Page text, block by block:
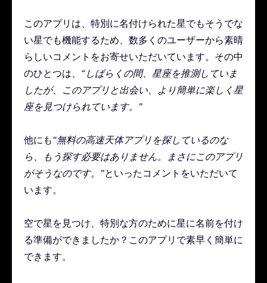
このアプリは、特別に名付けられた星でもそうでな
い星でも機能するため、数多くのユーザーから素晴
らしいコメントをお寄せいただいています。その中
のひとつは、 “しばらくの間、星座を推測していま
したが、このアプリと出会い、より簡単に楽しく星
座を見つけられています。”
他にも“無料の高速天体アプリを探しているのな
ら、もう探す必要はありません。まさにこのアプリ
がそうなのです。”といったコメントをいただいて
います。
空で星を見つけ、特別な方のために星に名前を付け
る準備ができましたか？このアプリで素早く簡単に
できます。